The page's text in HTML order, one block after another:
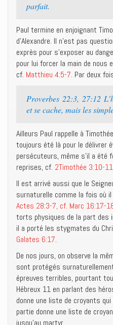
parfait.
Paul termine en enjoignant
d’Alexandre. Il n’est pas
exprès pour s’exposer au
pour lui forcer la main de nous
cf. Matthieu 4:5-7. Par deux
Proverbes 22:3, 27:12
et se cache, mais les
Ailleurs Paul rappelle à
toujours été là pour le délivrer
persécuteurs, même s’il a
reprises, cf. 2Timothée 3:10-
Il est arrivé aussi que le
surnaturelle comme la fois où
Actes 28:3-7, cf. Marc 16:17-
torts physiques de la part des
il a porté les stygmates du
Galates 6:17.
De nos jours, on observe la
sont protégés
épreuves terribles, pourtant
Hébreux 11 en parlant des
donne une liste de croyants
partie donne une liste de
jusqu’au martyr.